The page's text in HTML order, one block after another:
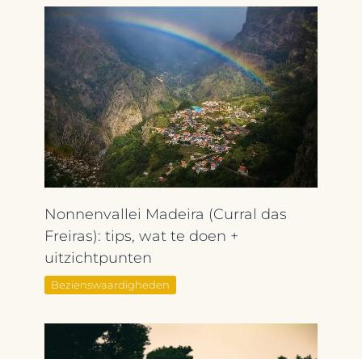
Nonnenvallei Madeira (Curral das
Freiras): tips, wat te doen +
uitzichtpunten
Bezienswaardigheden